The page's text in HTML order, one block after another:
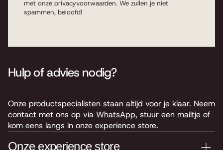
met onze privacyvoorwaarden. We zullen je niet
spammen, beloofd!
Hulp of advies nodig?
Onze productspecialisten staan altijd voor je klaar. Neem
contact met ons op via WhatsApp, stuur een mailtje of
kom eens langs in onze experience store.
Onze experience store